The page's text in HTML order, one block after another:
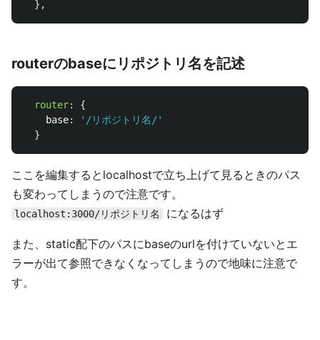
},
routerのbaseにリポジトリ名を記述
router:
{
base: ' /リポジトリ名/'
}
ここを編集するとlocalhostで立ち上げて見るときのパス
も変わってしまうので注意です。
localhost:3000/リポジトリ名 になるはず
また、static配下のパスにbaseのurlを付けていないとエ
ラーが出て参照できなくなってしまうので地味に注意で
す。